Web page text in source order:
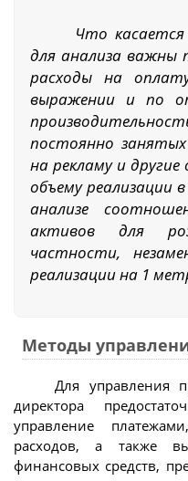
Что
для анализа важны
расходы на
выражении и по
постоянно
на рекламу и
объему реализации
анализе
активов для
частности,
реализации на 1
Методы
Для управления
директора
управление
расходов, а также
финансовых средств,